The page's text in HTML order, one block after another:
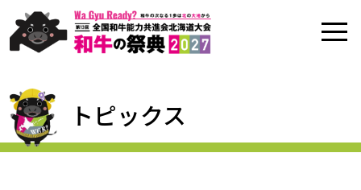
トピックス